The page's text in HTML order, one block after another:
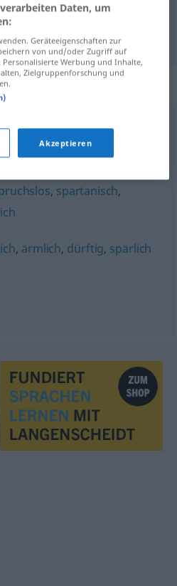
"karg"
wenig (an) (Einkünften)
, spartanisch,
, ärmlich, dürftig, spärlich
Daten, um
Geräteeigenschaften zur
von und/oder Zugriff auf
Werbung und Inhalte,
Zielgruppenforschung und
Akzeptieren